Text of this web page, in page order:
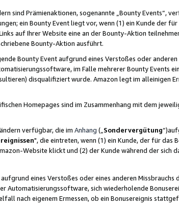
sind Prämienaktionen, sogenannte „Bounty Events“,
ein Bounty Event liegt vor, wenn (1) ein Kunde der
auf Ihrer Website eine an der Bounty-Aktion
Bounty-Aktion ausführt.
Bounty Event aufgrund eines Verstoßes oder
im Falle mehrerer Bounty Events
disqualifiziert wurde. Amazon legt im alleinigen
Homepages sind im Zusammenhang mit dem
verfügbar, die im Anhang („ Sondervergütung
", die eintreten, wenn (1) ein Kunde, der für das
Website klickt und (2) der Kunde während der sich
eines Verstoßes oder eines anderen
Automatisierungssoftware, sich wiederholende
nach eigenem Ermessen, ob ein Bonusereignis